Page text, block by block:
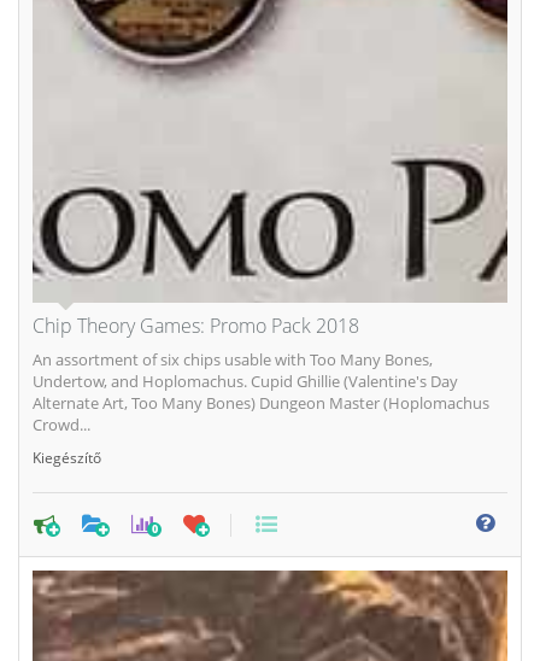
Chip Theory Games: Promo Pack 2018
An assortment of six chips usable with Too Many Bones,
Undertow, and Hoplomachus. Cupid Ghillie (Valentine's Day
Alternate Art, Too Many Bones) Dungeon Master (Hoplomachus
Crowd...
Kiegészítő
0